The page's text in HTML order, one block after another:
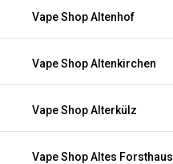
Vape Shop Altenhof
Vape Shop Altenkirchen
Vape Shop Alterkülz
Vape Shop Altes Forsthaus